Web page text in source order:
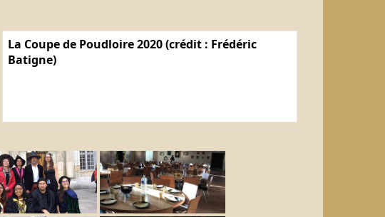
La Coupe de Poudloire 2020 (crédit : Frédéric
Batigne)